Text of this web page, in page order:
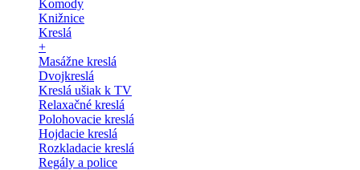
Komody
Knižnice
Kreslá
+
Masážne kreslá
Dvojkreslá
Kreslá ušiak k TV
Relaxačné kreslá
Polohovacie kreslá
Hojdacie kreslá
Rozkladacie kreslá
Regály a police